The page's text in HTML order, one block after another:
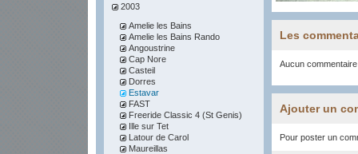
2003
Amelie les Bains
Amelie les Bains Rando
Angoustrine
Cap Nore
Casteil
Dorres
Estavar
FAST
Freeride Classic 4 (St Genis)
Ille sur Tet
Latour de Carol
Maureillas
Les
Aucun
Ajouter un
Pour poster un